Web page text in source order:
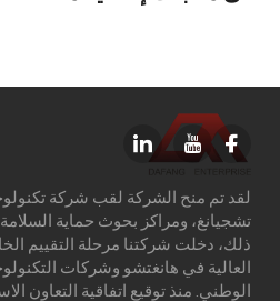
لقد تم منح الشركة لقب شركة
تشجيانغ، ومراكز بحوث حماية
ذلك، دخلت شركتنا مرحلة التقييم
العالية في هانغتشو وشركات
الوطني. منذ توقيع اتفاقية التعاون